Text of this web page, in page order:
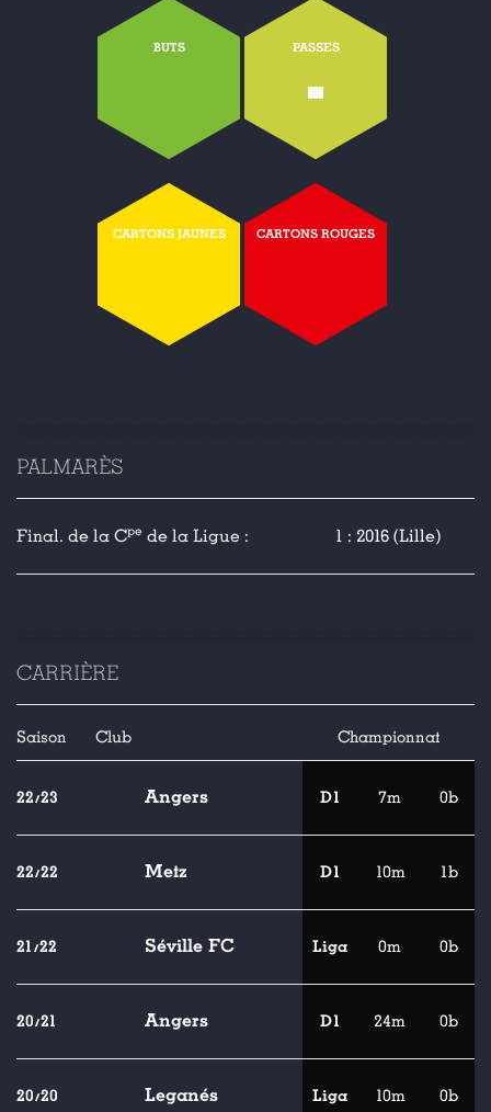
BUTS PASSES
-
CARTONS JAUNES CARTONS ROUGES
PALMARÈS
Final. de la Cpe de la Ligue : 1 : 2016 (Lille)
CARRIÈRE
Saison Club Championnat
22/23 Angers D1 7m 0b
22/22 Metz D1 10m 1b
21/22 Séville FC Liga 0m 0b
20/21 Angers D1 24m 0b
20/20 Leganés Liga 10m 0b